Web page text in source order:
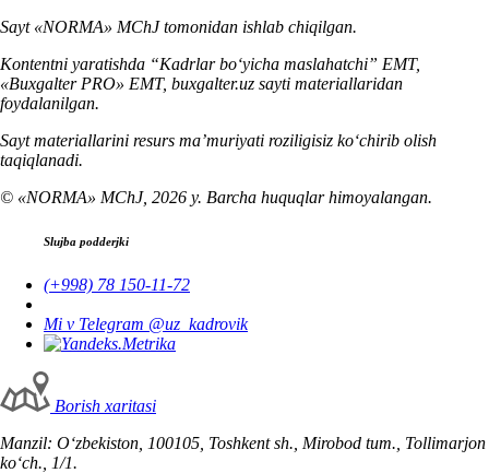
Sayt «NORMA» MChJ tomonidan ishlab chiqilgan.
Kontentni yaratishda “Kadrlar boʻyicha maslahatchi” EMT,
«Buxgalter PRO» EMT, buxgalter.uz sayti materiallaridan
foydalanilgan.
Sayt materiallarini resurs ma’muriyati roziligisiz koʻchirib olish
taqiqlanadi.
© «NORMA» MChJ, 2026 y. Barcha huquqlar himoyalangan.
Slujba podderjki
(+998) 78 150-11-72
Mi v Telegram @uz_kadrovik
Borish хaritasi
Manzil: Oʻzbekiston, 100105, Toshkent sh., Mirobod tum., Tollimarjon
koʻch., 1/1.